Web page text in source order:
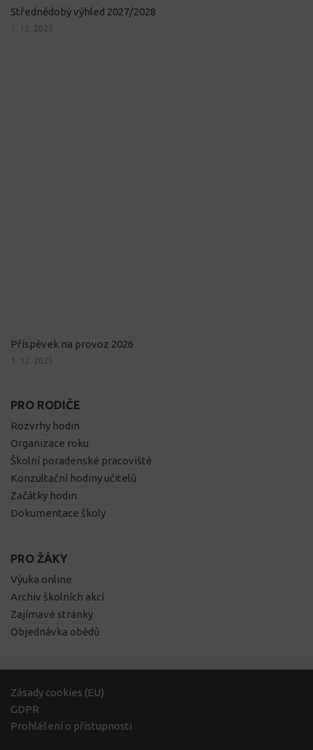
Střednědobý výhled 2027/2028
1. 12. 2025
Příspěvek na provoz 2026
1. 12. 2025
PRO RODIČE
Rozvrhy hodin
Organizace roku
Školní poradenské pracoviště
Konzultační hodiny učitelů
Začátky hodin
Dokumentace školy
PRO ŽÁKY
Výuka online
Archiv školních akcí
Zajímavé stránky
Objednávka obědů
Zásady cookies (EU)
GDPR
Prohlášení o přístupnosti